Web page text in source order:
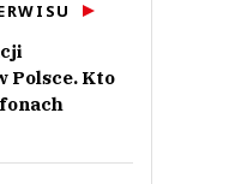
moderator on the site
droższe, i ludzie sami będą
- szczególnie jeśli nie będą
zdrowia, lepiej dla planety. Ja z
zamiaru...
droższe, i ludzie sami będą
zdrowia, lepiej dla planety. Ja z
Polsce. Kto